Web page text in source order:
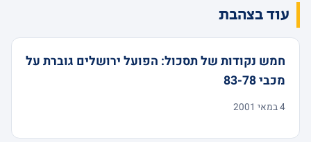
עוד בצהבת
חמש נקודות של תסכול: הפועל ירושלים גוברת על
מכבי 83-78
4 במאי 2001